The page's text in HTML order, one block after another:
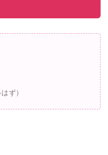
ず）